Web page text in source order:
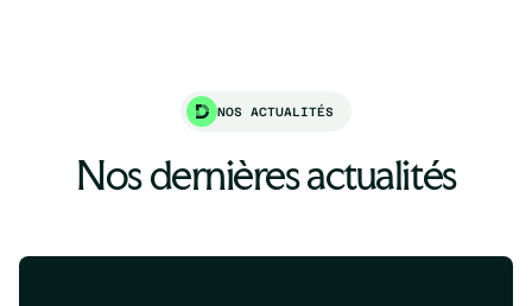
NOS ACTUALITÉS
Nos dernières actualités